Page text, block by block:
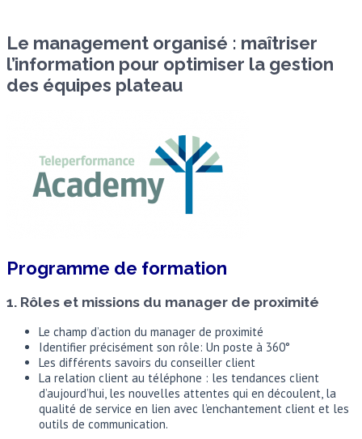
Le management organisé : maîtriser
l’information pour optimiser la gestion
des équipes plateau
Programme de formation
1. Rôles et missions du manager de proximité
Le champ d’action du manager de proximité
Identifier précisément son rôle: Un poste à 360°
Les différents savoirs du conseiller client
La relation client au téléphone : les tendances client
d’aujourd’hui, les nouvelles attentes qui en découlent, la
qualité de service en lien avec l’enchantement client et les
outils de communication.